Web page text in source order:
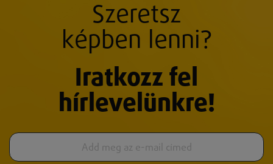
Szeretsz
képben lenni?
Iratkozz fel
hírlevelünkre!